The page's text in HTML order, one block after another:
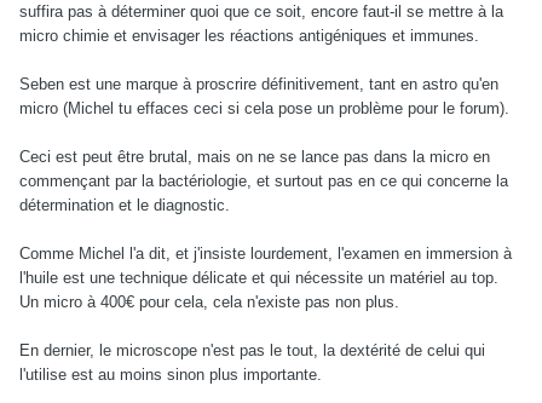
suffira pas à déterminer quoi que ce soit, encore faut-il se mettre à la
micro chimie et envisager les réactions antigéniques et immunes.
Seben est une marque à proscrire définitivement, tant en astro qu'en
micro (Michel tu effaces ceci si cela pose un problème pour le forum).
Ceci est peut être brutal, mais on ne se lance pas dans la micro en
commençant par la bactériologie, et surtout pas en ce qui concerne la
détermination et le diagnostic.
Comme Michel l'a dit, et j'insiste lourdement, l'examen en immersion à
l'huile est une technique délicate et qui nécessite un matériel au top.
Un micro à 400€ pour cela, cela n'existe pas non plus.
En dernier, le microscope n'est pas le tout, la dextérité de celui qui
l'utilise est au moins sinon plus importante.